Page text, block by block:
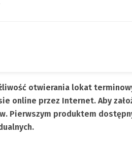
otwierania lokat
online przez Internet. Aby
Pierwszym produktem